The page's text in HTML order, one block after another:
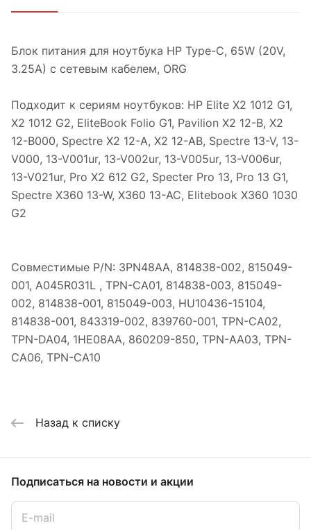
Блок питания для ноутбука HP Type-C, 65W (20V,
3.25A) с сетевым кабелем, ORG
Подходит к сериям ноутбуков: HP Elite X2 1012 G1,
X2 1012 G2, EliteBook Folio G1, Pavilion X2 12-B, X2
12-B000, Spectre X2 12-A, X2 12-AB, Spectre 13-V, 13-
V000, 13-V001ur, 13-V002ur, 13-V005ur, 13-V006ur,
13-V021ur, Pro X2 612 G2, Specter Pro 13, Pro 13 G1,
Spectre X360 13-W, X360 13-AC, Elitebook X360 1030
G2
Совместимые P/N: 3PN48AA, 814838-002, 815049-
001, A045R031L , TPN-CA01, 814838-003, 815049-
002, 814838-001, 815049-003, HU10436-15104,
814838-001, 843319-002, 839760-001, TPN-CA02,
TPN-DA04, 1HE08AA, 860209-850, TPN-AA03, TPN-
CA06, TPN-CA10
Назад к списку
Подписаться на новости и акции